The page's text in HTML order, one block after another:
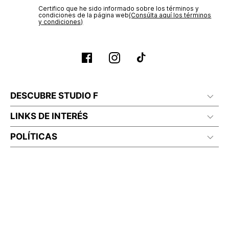
Certifico que he sido informado sobre los términos y
condiciones de la página web‎(Consúlta aquí los términos
y condiciones)
DESCUBRE STUDIO F
LINKS DE INTERÉS
POLÍTICAS